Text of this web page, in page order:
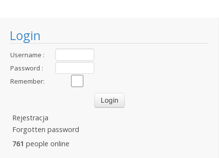
Login
Username :
Password :
Remember:
Rejestracja
Forgotten password
761 people online